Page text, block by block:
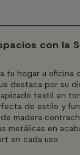
con la
tu hogar u oficina
destaca por su
textil en
de estilo y
madera
metálicas en
en cada uso.